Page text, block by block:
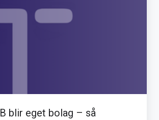
blir eget bolag – så